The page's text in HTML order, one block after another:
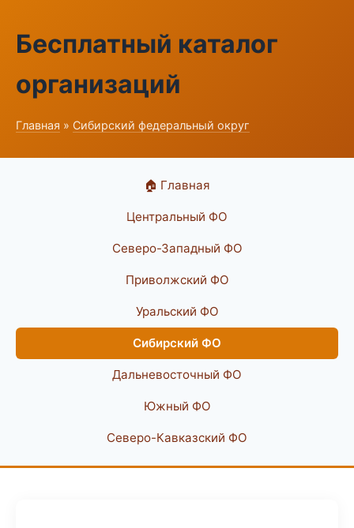
Бесплатный каталог
организаций
Главная » Сибирский федеральный округ
🏠 Главная
Центральный ФО
Северо-Западный ФО
Приволжский ФО
Уральский ФО
Сибирский ФО
Дальневосточный ФО
Южный ФО
Северо-Кавказский ФО